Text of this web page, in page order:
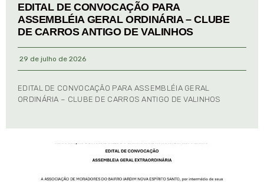
EDITAL DE CONVOCAÇÃO PARA
ASSEMBLÉIA GERAL ORDINÁRIA – CLUBE
DE CARROS ANTIGO DE VALINHOS
29 de julho de 2026
EDITAL DE CONVOCAÇÃO PARA ASSEMBLÉIA GERAL
ORDINÁRIA – CLUBE DE CARROS ANTIGO DE VALINHOS